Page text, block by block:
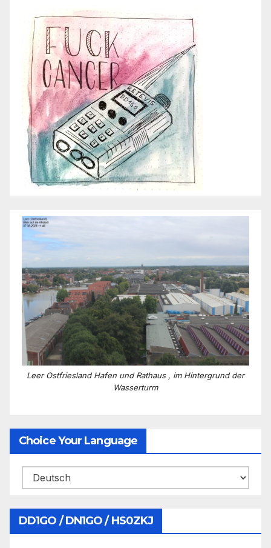
Leer Ostfriesland Hafen und Rathaus , im Hintergrund der
Wasserturm
Choice Your Language
DD1GO / DN1GO / HS0ZKJ